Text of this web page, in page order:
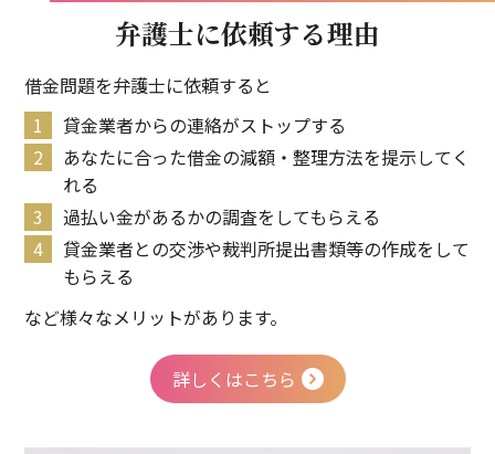
弁護士に依頼する理由
借金問題を弁護士に依頼すると
貸金業者からの連絡がストップする
あなたに合った借金の減額・整理方法を提示してく
れる
過払い金があるかの調査をしてもらえる
貸金業者との交渉や裁判所提出書類等の作成をして
もらえる
など様々なメリットがあります。
詳しくはこちら